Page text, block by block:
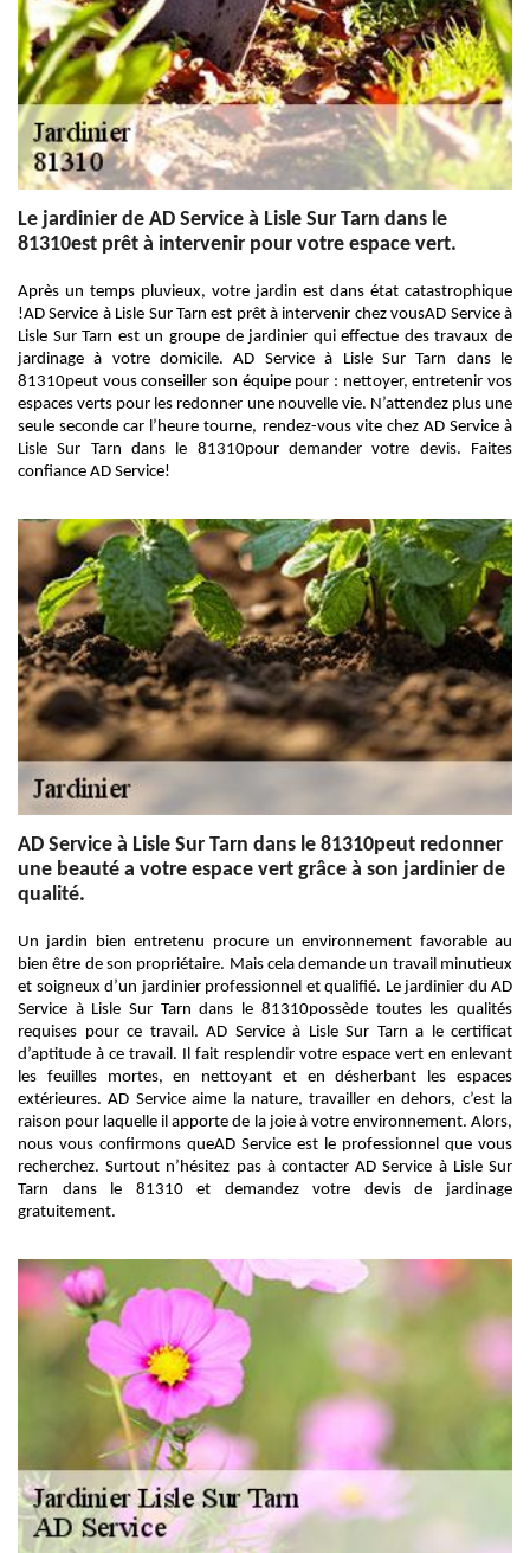
Le jardinier de AD Service à Lisle Sur Tarn dans le
81310est prêt à intervenir pour votre espace vert.
Après un temps pluvieux, votre jardin est dans état catastrophique
!AD Service à Lisle Sur Tarn est prêt à intervenir chez vousAD Service à
Lisle Sur Tarn est un groupe de jardinier qui effectue des travaux de
jardinage à votre domicile. AD Service à Lisle Sur Tarn dans le
81310peut vous conseiller son équipe pour : nettoyer, entretenir vos
espaces verts pour les redonner une nouvelle vie. N’attendez plus une
seule seconde car l’heure tourne, rendez-vous vite chez AD Service à
Lisle Sur Tarn dans le 81310pour demander votre devis. Faites
confiance AD Service!
AD Service à Lisle Sur Tarn dans le 81310peut redonner
une beauté a votre espace vert grâce à son jardinier de
qualité.
Un jardin bien entretenu procure un environnement favorable au
bien être de son propriétaire. Mais cela demande un travail minutieux
et soigneux d’un jardinier professionnel et qualifié. Le jardinier du AD
Service à Lisle Sur Tarn dans le 81310possède toutes les qualités
requises pour ce travail. AD Service à Lisle Sur Tarn a le certificat
d’aptitude à ce travail. Il fait resplendir votre espace vert en enlevant
les feuilles mortes, en nettoyant et en désherbant les espaces
extérieures. AD Service aime la nature, travailler en dehors, c’est la
raison pour laquelle il apporte de la joie à votre environnement. Alors,
nous vous confirmons queAD Service est le professionnel que vous
recherchez. Surtout n’hésitez pas à contacter AD Service à Lisle Sur
Tarn dans le 81310 et demandez votre devis de jardinage
gratuitement.